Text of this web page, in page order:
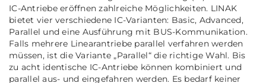
IC-Antriebe eröffnen zahlreiche Möglichkeiten. LINAK
bietet vier verschiedene IC-Varianten: Basic, Advanced,
Parallel und eine Ausführung mit BUS-Kommunikation.
Falls mehrere Linearantriebe parallel verfahren werden
müssen, ist die Variante „Parallel“ die richtige Wahl. Bis
zu acht identische IC-Antriebe können kombiniert und
parallel aus- und eingefahren werden. Es bedarf keiner